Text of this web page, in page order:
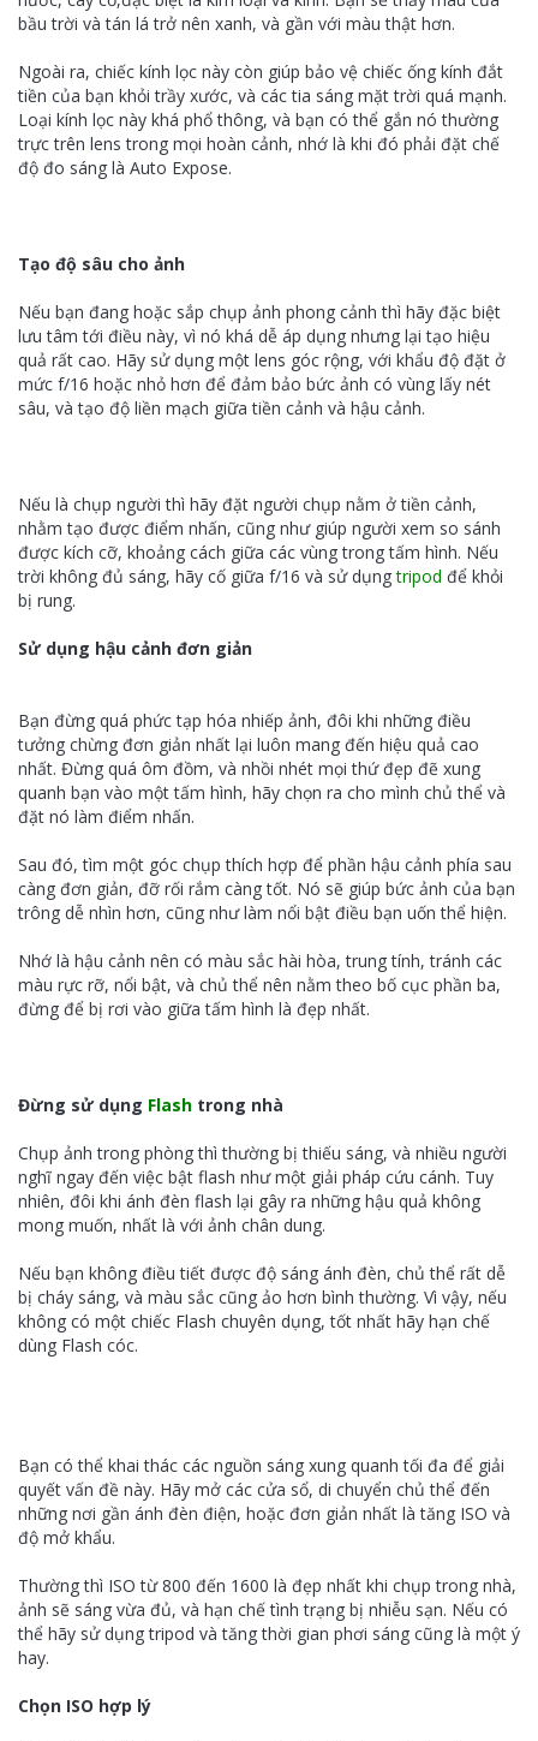
bầu trời và tán lá trở nên xanh, và gần với màu thật hơn.
Ngoài ra, chiếc kính lọc này còn giúp bảo vệ chiếc ống kính đắt
tiền của bạn khỏi trầy xước, và các tia sáng mặt trời quá mạnh.
Loại kính lọc này khá phổ thông, và bạn có thể gắn nó thường
trực trên lens trong mọi hoàn cảnh, nhớ là khi đó phải đặt chế
độ đo sáng là Auto Expose.
Tạo độ sâu cho ảnh
Nếu bạn đang hoặc sắp chụp ảnh phong cảnh thì hãy đặc biệt
lưu tâm tới điều này, vì nó khá dễ áp dụng nhưng lại tạo hiệu
quả rất cao. Hãy sử dụng một lens góc rộng, với khẩu độ đặt ở
mức f/16 hoặc nhỏ hơn để đảm bảo bức ảnh có vùng lấy nét
sâu, và tạo độ liền mạch giữa tiền cảnh và hậu cảnh.
Nếu là chụp người thì hãy đặt người chụp nằm ở tiền cảnh,
nhằm tạo được điểm nhấn, cũng như giúp người xem so sánh
được kích cỡ, khoảng cách giữa các vùng trong tấm hình. Nếu
trời không đủ sáng, hãy cố giữa f/16 và sử dụngtripod để khỏi
bị rung.
Sử dụng hậu cảnh đơn giản
Bạn đừng quá phức tạp hóa nhiếp ảnh, đôi khi những điều
tưởng chừng đơn giản nhất lại luôn mang đến hiệu quả cao
nhất. Đừng quá ôm đồm, và nhồi nhét mọi thứ đẹp đẽ xung
quanh bạn vào một tấm hình, hãy chọn ra cho mình chủ thể và
đặt nó làm điểm nhấn.
Sau đó, tìm một góc chụp thích hợp để phần hậu cảnh phía sau
càng đơn giản, đỡ rối rắm càng tốt. Nó sẽ giúp bức ảnh của bạn
trông dễ nhìn hơn, cũng như làm nổi bật điều bạn uốn thể hiện.
Nhớ là hậu cảnh nên có màu sắc hài hòa, trung tính, tránh các
màu rực rỡ, nổi bật, và chủ thể nên nằm theo bố cục phần ba,
đừng để bị rơi vào giữa tấm hình là đẹp nhất.
Đừng sử dụng Flash trong nhà
Chụp ảnh trong phòng thì thường bị thiếu sáng, và nhiều người
nghĩ ngay đến việc bật flash như một giải pháp cứu cánh. Tuy
nhiên, đôi khi ánh đèn flash lại gây ra những hậu quả không
mong muốn, nhất là với ảnh chân dung.
Nếu bạn không điều tiết được độ sáng ánh đèn, chủ thể rất dễ
bị cháy sáng, và màu sắc cũng ảo hơn bình thường. Vì vậy, nếu
không có một chiếc Flash chuyên dụng, tốt nhất hãy hạn chế
dùng Flash cóc.
Bạn có thể khai thác các nguồn sáng xung quanh tối đa để giải
quyết vấn đề này. Hãy mở các cửa sổ, di chuyển chủ thể đến
những nơi gần ánh đèn điện, hoặc đơn giản nhất là tăng ISO và
độ mở khẩu.
Thường thì ISO từ 800 đến 1600 là đẹp nhất khi chụp trong nhà,
ảnh sẽ sáng vừa đủ, và hạn chế tình trạng bị nhiễu sạn. Nếu có
thể hãy sử dụng tripod và tăng thời gian phơi sáng cũng là một ý
hay.
Chọn ISO hợp lý